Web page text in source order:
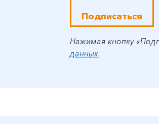
Подписаться
Нажимая кнопку
данных.